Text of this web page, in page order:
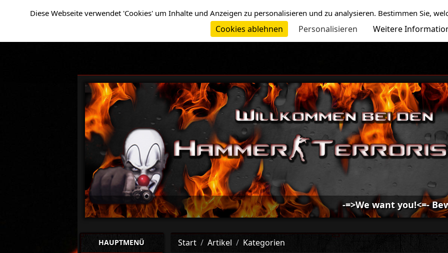
-=>We want you!<=- Bewirb
HAUPTMENÜ Start Artikel Kategorien
Diese Webseite verwendet 'Cookies' um Inhalte und Anzeigen zu personalisieren und zu analysieren. Bestimmen Sie,
Cookies ablehnen Personalisieren Weitere